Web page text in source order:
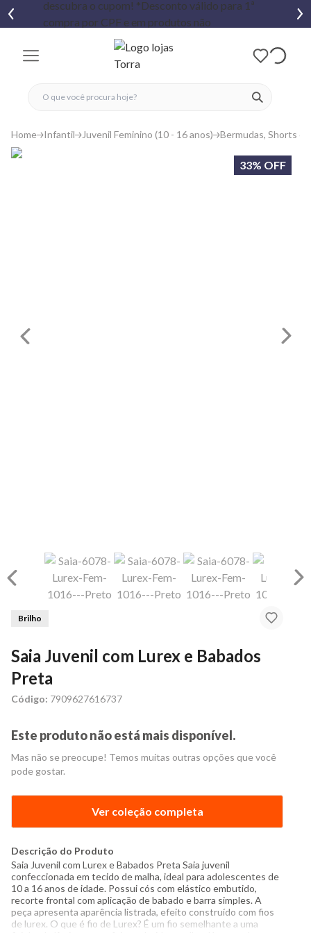
ver
fechar menu
fechar menu
favoritos
Home Infantil Juvenil Feminino (10 - 16 anos) Bermudas, Shorts e
33% OFF
Brilho
Saia Juvenil com Lurex e Babados
Preta
Código: 7909627616737
Este produto não está mais disponível.
Mas não se preocupe! Temos muitas outras opções que você
pode gostar.
Ver coleção completa
Descrição do Produto
Saia Juvenil com Lurex e Babados Preta Saia juvenil
confeccionada em tecido de malha, ideal para adolescentes de
10 a 16 anos de idade. Possui cós com elástico embutido,
recorte frontal com aplicação de babado e barra simples. A
peça apresenta aparência listrada, efeito construído com fios
de lurex. O que é fio de Lurex? É um fio semelhante a uma